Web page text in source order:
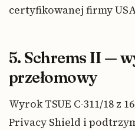
certyfikowanej firmy USA
5. Schrems II —
przełomowy
Wyrok TSUE C-311/18 z
Privacy Shield i